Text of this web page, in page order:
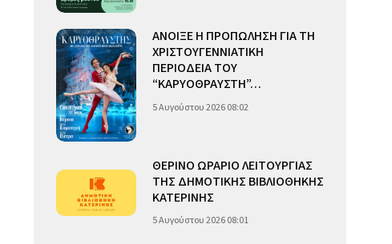
ΑΝΟΙΞΕ Η ΠΡΟΠΩΛΗΣΗ ΓΙΑ ΤΗ
ΧΡΙΣΤΟΥΓΕΝΝΙΑΤΙΚΗ
ΠΕΡΙΟΔΕΙΑ ΤΟΥ
“ΚΑΡΥΟΘΡΑΥΣΤΗ”…
5 Αυγούστου 2026 08:02
ΘΕΡΙΝΟ ΩΡΑΡΙΟ ΛΕΙΤΟΥΡΓΙΑΣ
ΤΗΣ ΔΗΜΟΤΙΚΗΣ ΒΙΒΛΙΟΘΗΚΗΣ
ΚΑΤΕΡΙΝΗΣ
5 Αυγούστου 2026 08:01